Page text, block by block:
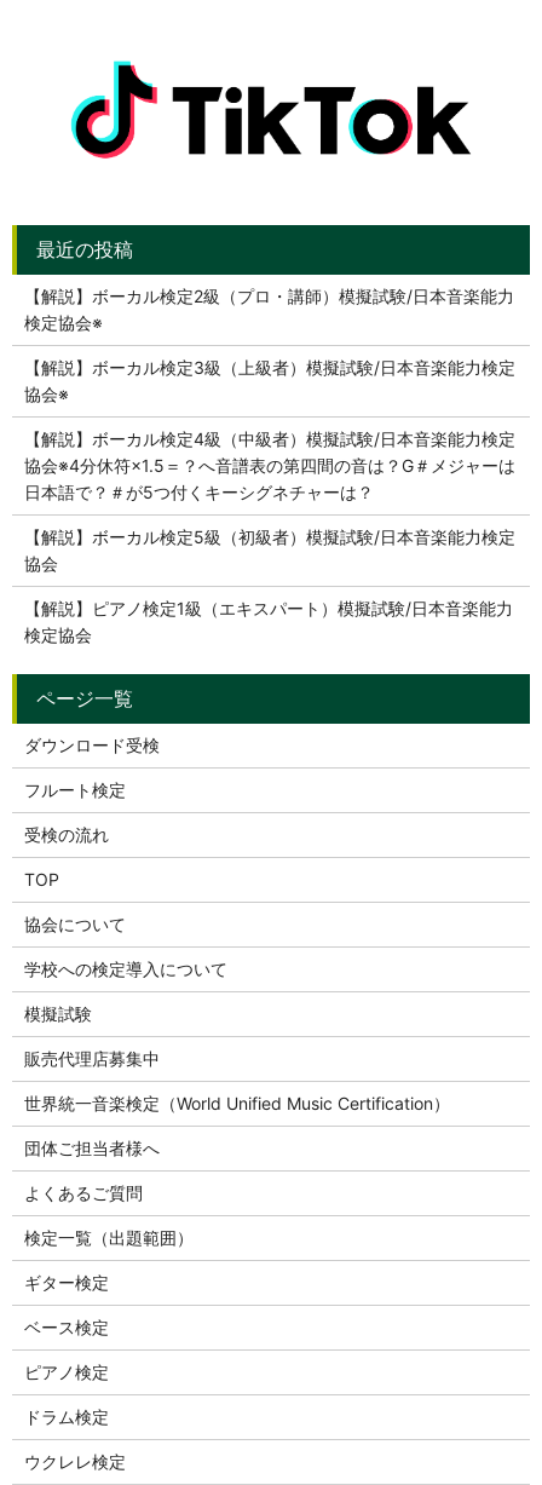
【解説】ボーカル検定2級（プロ・講師）模擬試験/日本音楽能力
検定協会※
【解説】ボーカル検定3級（上級者）模擬試験/日本音楽能力検定
協会※
【解説】ボーカル検定4級（中級者）模擬試験/日本音楽能力検定
協会※4分休符×1.5＝？へ音譜表の第四間の音は？G＃メジャーは
日本語で？＃が5つ付くキーシグネチャーは？
【解説】ボーカル検定5級（初級者）模擬試験/日本音楽能力検定
協会
【解説】ピアノ検定1級（エキスパート）模擬試験/日本音楽能力
検定協会
ダウンロード受検
フルート検定
受検の流れ
TOP
協会について
学校への検定導入について
模擬試験
販売代理店募集中
世界統一音楽検定（World Unified Music Certification）
団体ご担当者様へ
よくあるご質問
検定一覧（出題範囲）
ギター検定
ベース検定
ピアノ検定
ドラム検定
ウクレレ検定